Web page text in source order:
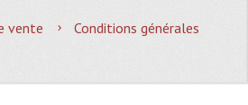
MAGASIN
vente Conditions générales